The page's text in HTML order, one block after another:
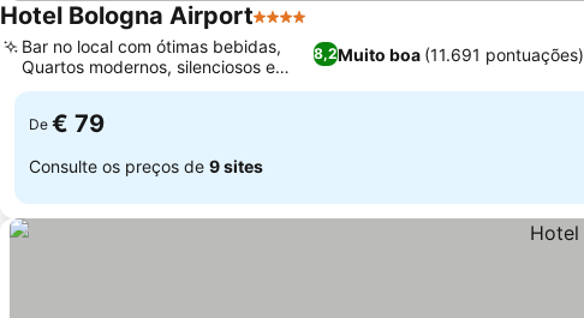
Hotel Bologna Airport4 Estrelas
8,2Muito boa (11.691 pontuações)
Bar no local com ótimas bebidas,
Quartos modernos, silenciosos e
elegantes
De € 79
Consulte os preços de 9 sites